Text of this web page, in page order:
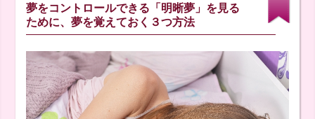
夢をコントロールできる「明晰夢」を見る
ために、夢を覚えておく３つ方法